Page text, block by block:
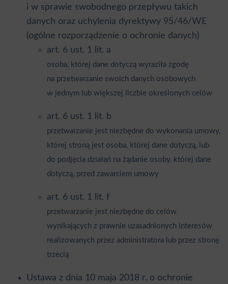
i w sprawie swobodnego przepływu takich
danych oraz uchylenia dyrektywy 95/46/WE
(ogólne rozporządzenie o ochronie danych)
art. 6 ust. 1 lit. a
osoba, której dane dotyczą wyraziła zgodę
na przetwarzanie swoich danych osobowych
w jednym lub większej liczbie określonych celów
art. 6 ust. 1 lit. b
przetwarzanie jest niezbędne do wykonania umowy,
której stroną jest osoba, której dane dotyczą, lub
do podjęcia działań na żądanie osoby, której dane
dotyczą, przed zawarciem umowy
art. 6 ust. 1 lit. f
przetwarzanie jest niezbędne do celów
wynikających z prawnie uzasadnionych interesów
realizowanych przez administratora lub przez stronę
trzecią
Ustawa z dnia 10 maja 2018 r. o ochronie